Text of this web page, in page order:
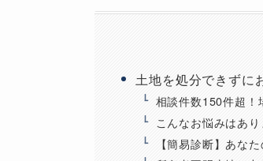
土地を処分できずに
相談件数150件超！
こんなお悩みはあ
【簡易診断】あな